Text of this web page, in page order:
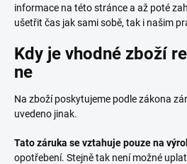
informace na této stránce a až poté
ušetřit čas jak sami sobě, tak i našim
Kdy je vhodné zboží
ne
Na zboží poskytujeme podle zákona
uvedeno jinak.
Tato záruka se vztahuje pouze na
opotřebení. Stejně tak není možné